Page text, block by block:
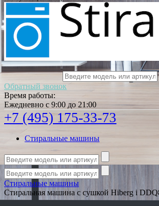
Обратный звонок
Время работы:
Ежедневно с 9:00 до 21:00
+7 (495) 175-33-73
Стиральные машины
Стиральные машины
Стиральная машина с сушкой Hiberg i